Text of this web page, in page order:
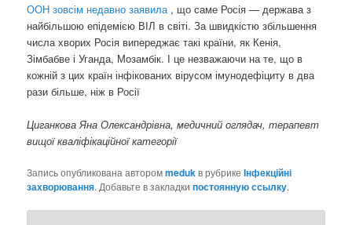
ООН зовсім недавно заявила , що саме Росія — держава з
найбільшою епідемією ВІЛ в світі. За швидкістю збільшення
числа хворих Росія випереджає такі країни, як Кенія,
Зімбабве і Уганда, Мозамбік. І це незважаючи на те, що в
кожній з цих країн інфікованих вірусом імунодефіциту в два
рази більше, ніж в Росії
Циганкова Яна Олександрівна, медичний оглядач, терапевт
вищої кваліфікаційної категорії
Запись опубликована авторомmedukв рубрикеІнфекційні
захворювання. Добавьте в закладкипостоянную ссылку.